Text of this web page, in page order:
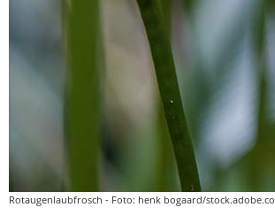
Rotaugenlaubfrosch - Foto: henk bogaard/